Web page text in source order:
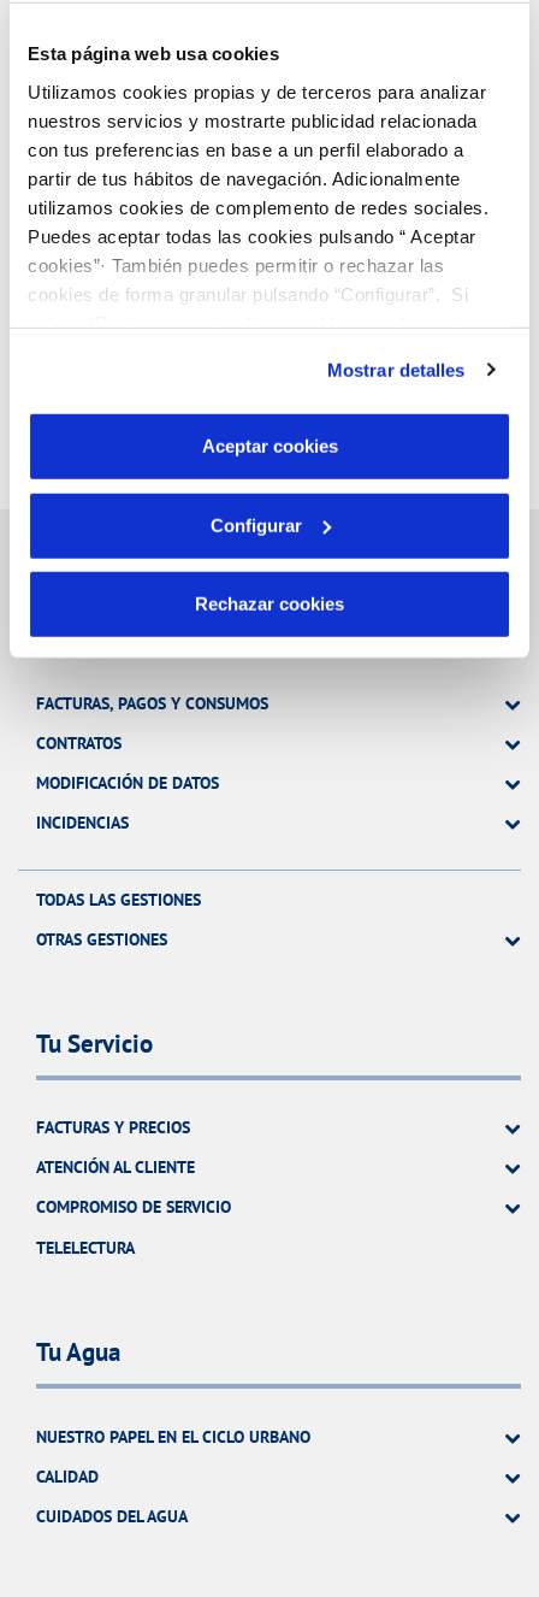
Esta página web usa cookies
Utilizamos cookies propias y de terceros para analizar
nuestros servicios y mostrarte publicidad relacionada
con tus preferencias en base a un perfil elaborado a
partir de tus hábitos de navegación. Adicionalmente
utilizamos cookies de complemento de redes sociales.
Puedes aceptar todas las cookies pulsando “ Aceptar
cookies”· También puedes permitir o rechazar las
cookies de forma granular pulsando “Configurar”. Si
son indispensables para que el sitio web funcione y que
por tanto no se pueden desactivar. Puedes consultar
más información en nuestraPolítica de Cookies
Mostrar detalles
Aceptar cookies
Configurar
Rechazar cookies
05 FEB 2026
Con los ayuntamientos de Òdena y la Torre de
Claramunt mejoramos la red de agua de los
municipios y consolidamos el despliegue de la
telelectura
Página 1 de 21
Anterior Siguiente
Gestiones Online
FACTURAS, PAGOS Y CONSUMOS
CONTRATOS
MODIFICACIÓN DE DATOS
INCIDENCIAS
TODAS LAS GESTIONES
OTRAS GESTIONES
Tu Servicio
FACTURAS Y PRECIOS
ATENCIÓN AL CLIENTE
COMPROMISO DE SERVICIO
TELELECTURA
Tu Agua
NUESTRO PAPEL EN EL CICLO URBANO
CALIDAD
CUIDADOS DEL AGUA